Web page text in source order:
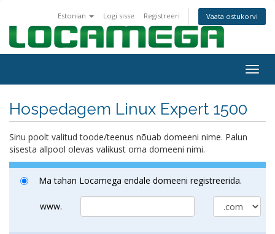
Estonian Logi sisse Registreeri Vaata ostukorvi
Hospedagem Linux Expert 1500
Sinu poolt valitud toode/teenus nõuab domeeni nime. Palun
sisesta allpool olevas valikust oma domeeni nimi.
Ma tahan Locamega endale domeeni registreerida.
www.